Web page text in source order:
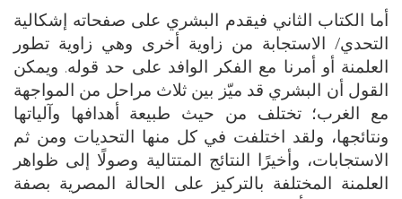
أما الكتاب الثاني فيقدم البشري على صفحاته إشكالية
التحدي/ الاستجابة من زاوية أخرى وهي زاوية تطور
العلمنة أو أمرنا مع الفكر الوافد على حد قوله. ويمكن
القول أن البشري قد ميّز بين ثلاث مراحل من المواجهة
مع الغرب؛ تختلف من حيث طبيعة أهدافها وآلياتها
ونتائجها، ولقد اختلفت في كل منها التحديات ومن ثم
الاستجابات، وأخيرًا النتائج المتتالية وصولًا إلى ظواهر
العلمنة المختلفة بالتركيز على الحالة المصرية بصفة